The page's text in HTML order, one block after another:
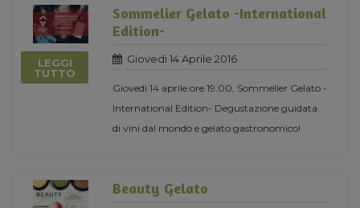
LEGGI
TUTTO
Sommelier Gelato -International
Edition-
Giovedi 14 Aprile 2016
Giovedì 14 aprile ore 19.00, Sommelier Gelato -
International Edition- Degustazione guidata
di vini dal mondo e gelato gastronomico!
Beauty Gelato